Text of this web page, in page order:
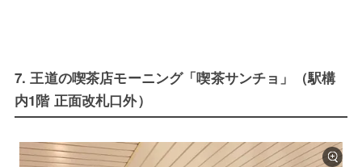
7. 王道の喫茶店モーニング「喫茶サンチョ」（駅構
内1階 正面改札口外）